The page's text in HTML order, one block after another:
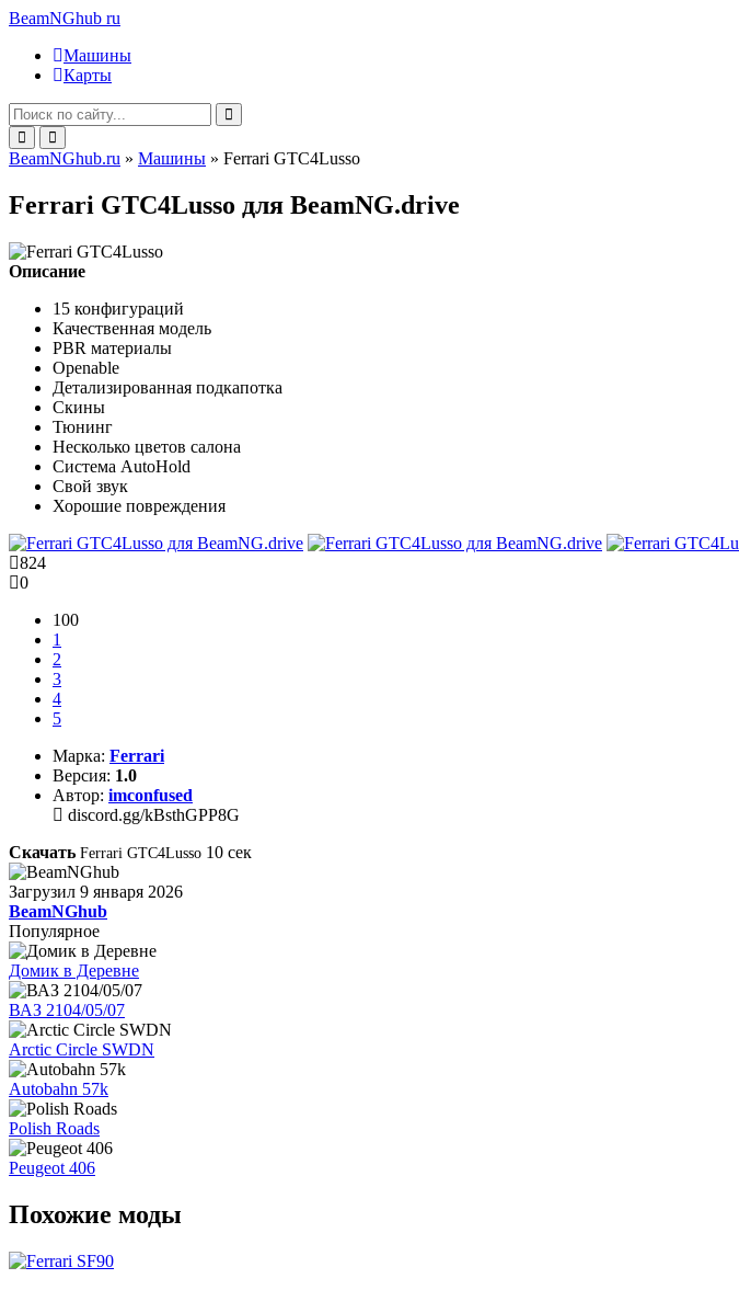
BeamNGhub ru
Машины
Карты
BeamNGhub.ru » Машины » Ferrari GTC4Lusso
Ferrari GTC4Lusso для BeamNG.drive
Описание
15 конфигураций
Качественная модель
PBR материалы
Openable
Детализированная подкапотка
Скины
Тюнинг
Несколько цветов салона
Система AutoHold
Свой звук
Хорошие повреждения
824
0
100
1
2
3
4
5
Марка: Ferrari
Версия: 1.0
Автор: imconfused
discord.gg/kBsthGPP8G
Скачать Ferrari GTC4Lusso 10 сек
Загрузил 9 января 2026
BeamNGhub
Популярное
Домик в Деревне
ВАЗ 2104/05/07
Arctic Circle SWDN
Autobahn 57k
Polish Roads
Peugeot 406
Похожие моды